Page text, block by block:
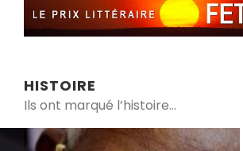
HISTOIRE
Ils ont marqué l’histoire…